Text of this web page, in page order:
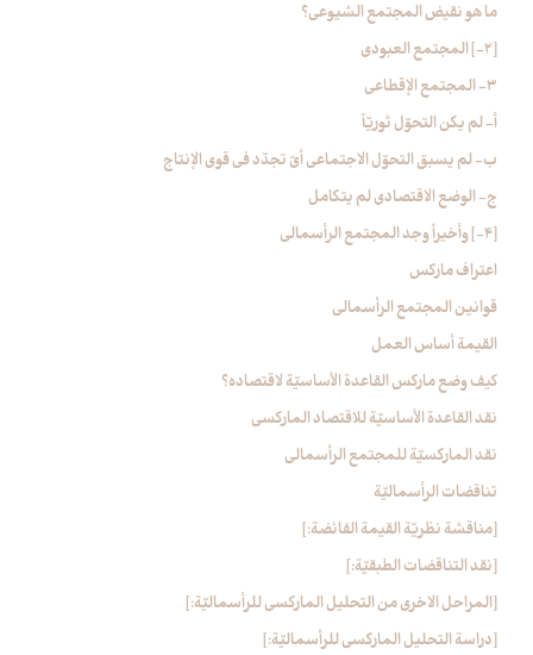
ما هو نقيض المجتمع الشيوعي؟
[2-] المجتمع العبودي‏
3- المجتمع الإقطاعي‏
أ- لم يكن التحوّل ثوريّاً
ب- لم يسبق التحوّل الاجتماعي أيّ تجدّد في قوى الإنتاج
ج- الوضع الاقتصادي لم يتكامل
[4-] وأخيراً وجد المجتمع الرأسمالي‏
اعتراف ماركس
قوانين المجتمع الرأسمالي
القيمة أساس العمل
كيف وضع ماركس القاعدة الأساسيّة لاقتصاده؟
نقد القاعدة الأساسيّة للاقتصاد الماركسي
نقد الماركسيّة للمجتمع الرأسمالي
تناقضات الرأسماليّة
[مناقشة نظريّة القيمة الفائضة:]
[نقد التناقضات الطبقيّة:]
[المراحل الاخرى من التحليل الماركسي للرأسماليّة:]
[دراسة التحليل الماركسي للرأسماليّة:]